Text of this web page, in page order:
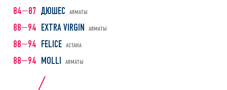
84—87 ДЮШЕС АЛМАТЫ
88—94 EXTRA VIRGIN АЛМАТЫ
88—94 FELICE АСТАНА
88—94 MOLLI АЛМАТЫ